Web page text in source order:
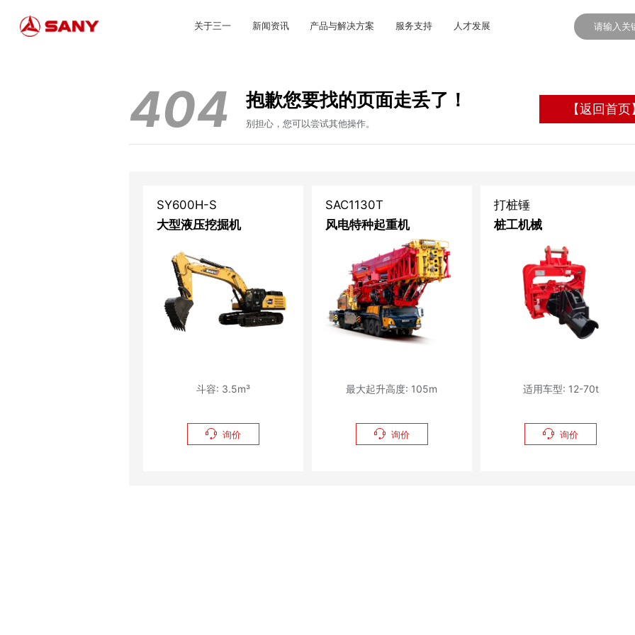
关于三一 新闻资讯 产品与解决方案 服务支持 人才发展
404 抱歉您要找的页面走丢了！
别担心，您可以尝试其他操作。
【返回首页
SY600H-S
大型液压挖掘机
斗容: 3.5m³
 询价
SAC1130T
风电特种起重机
最大起升高度: 105m
 询价
打桩锤
桩工机械
适用车型: 12-70t
 询价